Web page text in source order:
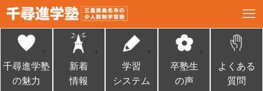
千尋進学塾
の魅力
新着
情報
学習
システム
卒塾生
の声
よくある
質問